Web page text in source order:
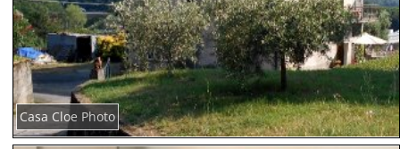
Casa Cloe Photo